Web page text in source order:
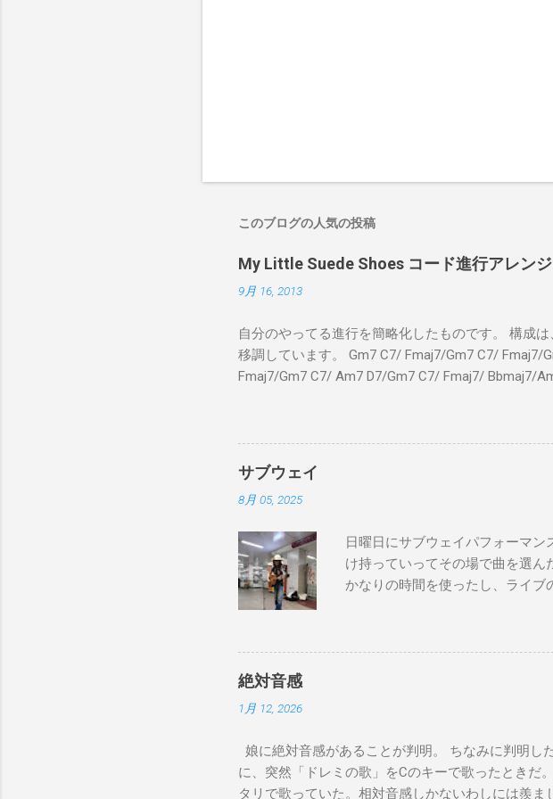
このブログの人気の投稿
My Little Suede Shoes コード進行アレン
9月 16, 2013
自分のやってる進行を簡略化したものです。 構成
移調しています。 Gm7 C7/ Fmaj7/Gm7 C7/ Fmaj7/
Fmaj7/Gm7 C7/ Am7 D7/Gm7 C7/ Fmaj7/ Bbmaj7/
C7 Fmaj7 黒いスエードシューズ Gm7 C7
のも一緒さ Gm7 C7 Fmaj7 僕のスウェー
Am7 とてもカッコいいのさ D7 Gm7 C7
サブウェイ
8月 05, 2025
日曜日にサブウェイパフォーマ
け持っていってその場で曲を選
かなりの時間を使ったし、ライ
でやってない違う曲をやる予定
good to you Michelle All Of Me
too much time deciding which
on Sunday, September 7th. I’m
絶対音感
1月 12, 2026
娘に絶対音感があることが判明。 ちなみに判明し
に、突然「ドレミの歌」をCのキーで歌ったときだ
タリで歌っていた。相対音感しかないわしには羨